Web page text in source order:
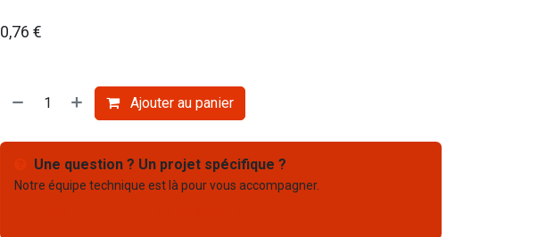
0,76 €
Ajouter au panier
Une question ? Un projet spécifique ?
Notre équipe technique est là pour vous accompagner.